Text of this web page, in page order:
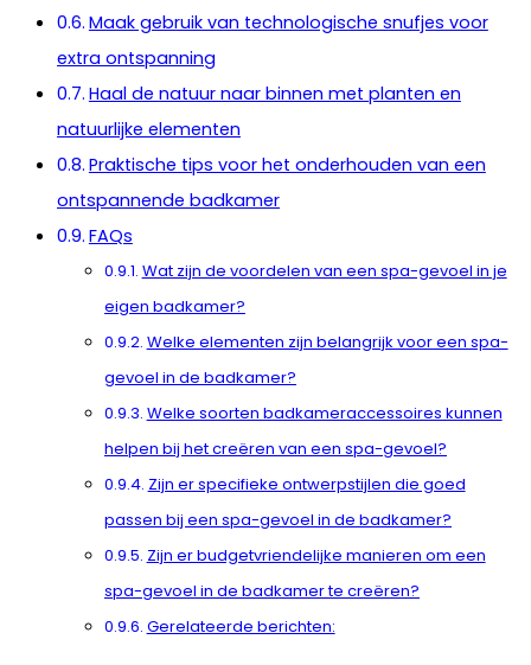
Maak gebruik van technologische snufjes voor
extra ontspanning
Haal de natuur naar binnen met planten en
natuurlijke elementen
Praktische tips voor het onderhouden van een
ontspannende badkamer
FAQs
Wat zijn de voordelen van een spa-gevoel in je
eigen badkamer?
Welke elementen zijn belangrijk voor een spa-
gevoel in de badkamer?
Welke soorten badkameraccessoires kunnen
helpen bij het creëren van een spa-gevoel?
Zijn er specifieke ontwerpstijlen die goed
passen bij een spa-gevoel in de badkamer?
Zijn er budgetvriendelijke manieren om een
spa-gevoel in de badkamer te creëren?
Gerelateerde berichten: